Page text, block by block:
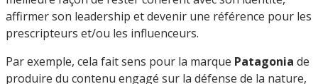
affirmer son leadership et devenir une référence pour les
prescripteurs et/ou les influenceurs.
Par exemple, cela fait sens pour la marque Patagonia de
produire du contenu engagé sur la défense de la nature,